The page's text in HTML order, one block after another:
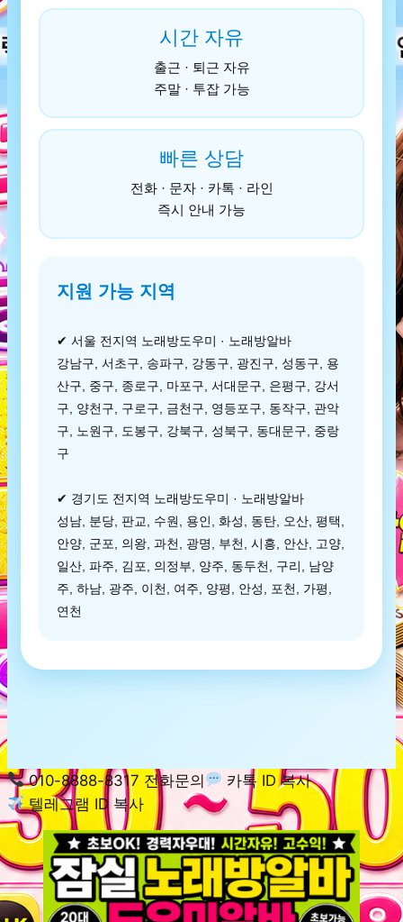
시간 자유
출근 · 퇴근 자유
주말 · 투잡 가능
빠른 상담
전화 · 문자 · 카톡 · 라인
즉시 안내 가능
지원 가능 지역
✔ 서울 전지역 노래방도우미 · 노래방알바
강남구, 서초구, 송파구, 강동구, 광진구, 성동구, 용
산구, 중구, 종로구, 마포구, 서대문구, 은평구, 강서
구, 양천구, 구로구, 금천구, 영등포구, 동작구, 관악
구, 노원구, 도봉구, 강북구, 성북구, 동대문구, 중랑
구
✔ 경기도 전지역 노래방도우미 · 노래방알바
성남, 분당, 판교, 수원, 용인, 화성, 동탄, 오산, 평택,
안양, 군포, 의왕, 과천, 광명, 부천, 시흥, 안산, 고양,
일산, 파주, 김포, 의정부, 양주, 동두천, 구리, 남양
주, 하남, 광주, 이천, 여주, 양평, 안성, 포천, 가평,
연천
010-8888-8317 전화문의
카톡 ID 복사
텔레그램 ID 복사